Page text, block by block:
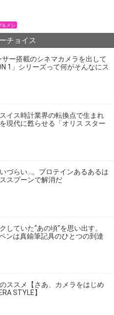
＆メシ
チョイス
ー搭載のシネマカメラを出して
1」シリーズって何がそんなにス
イス時計業界の転換点で生まれ
現代に甦らせる「オリス スター
づらい…。プロテインあるあるは
スプーンで解消だ
していた“あの頃”を思い出す。
ンは真鍮筆記具のひとつの到達
ススメ【さあ、カメラをはじめ
STYLE】